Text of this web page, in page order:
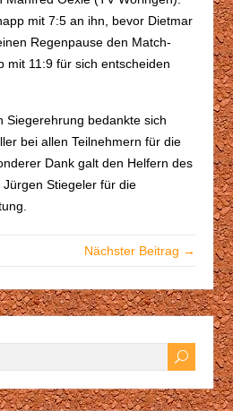
mit 7:5 an ihn, bevor Dietmar
Regenpause den Match-
mit 11:9 für sich entscheiden
Siegerehrung bedankte sich
bei allen Teilnehmern für die
Dank galt den Helfern des
Stiegeler für die
Nächster Beitrag →